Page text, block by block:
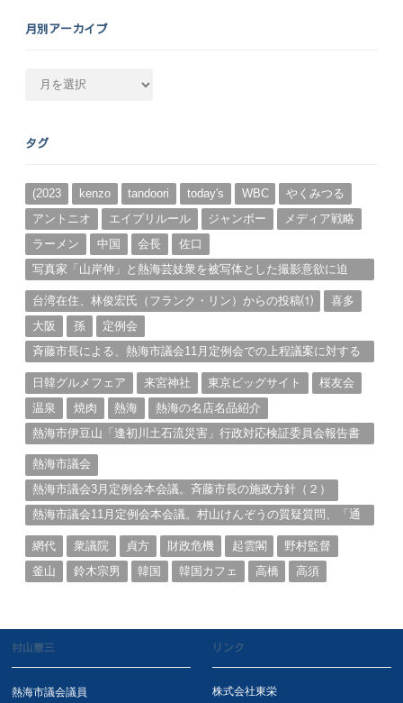
月別アーカイブ
カ
ブ
タグ
(2023 kenzo tandoori today's WBC
やくみつる
アントニオ
エイプリルール ジャンボー
メディア戦略
ラーメン
中国 会長
佐口
写真家「山岸伸」と熱海芸妓衆を被写体とした撮影意欲に迫
台湾在住、林俊宏氏（フランク・リン）からの投稿⑴
喜多
大阪
孫
定例会
斉藤市長による、熱海市議会11月定例会での上程議案に対する
日韓グルメフェア
来宮神社 東京ビッグサイト
桜友会
温泉
焼肉 熱海
熱海の名店名品紹介
熱海市伊豆山「逢初川土石流災害」行政対応検証委員会報告書
熱海市議会
熱海市議会3月定例会本会議。斉藤市長の施政方針（２）
熱海市議会11月定例会本会議。村山けんぞうの質疑質問、「通
網代
衆議院 貞方 財政危機 起雲閣
野村監督
釜山
鈴木宗男 韓国 韓国カフェ 高橋 高須
村山憲三
熱海市議会議員
リンク
株式会社東栄